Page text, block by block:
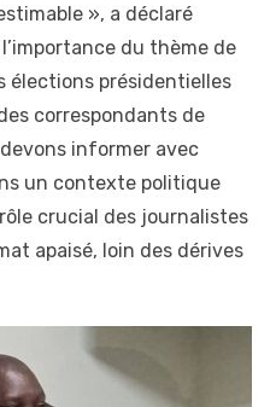
», a déclaré
du thème de
élections présidentielles
correspondants de
informer avec
un contexte politique
crucial des journalistes
apaisé, loin des dérives